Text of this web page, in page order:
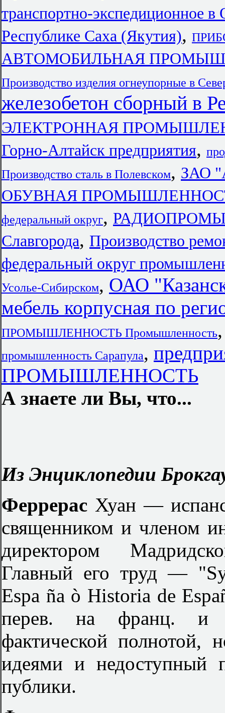
транспортно-экспедиционное в
Республике Саха (Якутия),
АВТОМОБИЛЬНАЯ
Производство изделия огнеупорные в
железобетон сборный в
ЭЛЕКТРОННАЯ
Горно-Алтайск предприятия,
Производство сталь в Полевском, ЗАО
ОБУВНАЯ
федеральный округ,
Славгорода, Производство
федеральный округ
Усолье-Сибирском, ОАО
мебель корпусная по
ПРОМЫШЛЕННОСТЬ Промышленность
промышленность Сарапула,
ПРОМЫШЛЕННОСТЬ
А знаете ли Вы, что...
Из Энциклопедии
Феррерас Хуан —
священником и членом
директором
Главный его труд —
Espa ña ò Historia de
перев. на франц. и
фактической полнотой,
идеями и недоступный
публики.